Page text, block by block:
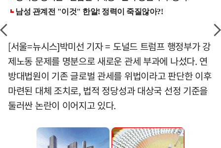
[서울=뉴시스]박미선 기자 = 도널드 트럼프 행정부가 강
제노동 문제를 명분으로 새로운 관세 부과에 나섰다. 연
방대법원이 기존 글로벌 관세를 위법이라고 판단한 이후
마련된 대체 조치로, 법적 정당성과 대상국 선정 기준을
둘러싼 논란이 이어지고 있다.